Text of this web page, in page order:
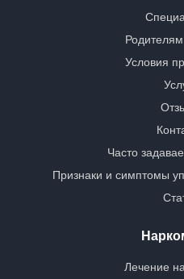
Условия
Часто
Признаки и симптомы
Лечение